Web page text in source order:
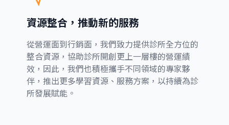
資源整合，推動新的服務
從營運面到行銷面，我們致力提供診所全方位的
整合資源，協助診所開創更上一層樓的營運績
效，因此，我們也積極攜手不同領域的專家夥
伴，推出更多學習資源、服務方案，以持續為診
所發展賦能。